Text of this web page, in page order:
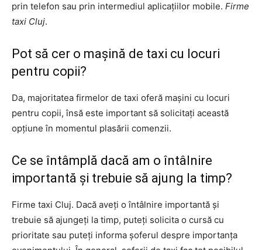
prin telefon sau prin intermediul aplicațiilor mobile. Firme
taxi Cluj.
Pot să cer o mașină de taxi cu locuri
pentru copii?
Da, majoritatea firmelor de taxi oferă mașini cu locuri
pentru copii, însă este important să solicitați această
opțiune în momentul plasării comenzii.
Ce se întâmplă dacă am o întâlnire
importantă și trebuie să ajung la timp?
Firme taxi Cluj. Dacă aveți o întâlnire importantă și
trebuie să ajungeți la timp, puteți solicita o cursă cu
prioritate sau puteți informa șoferul despre importanța